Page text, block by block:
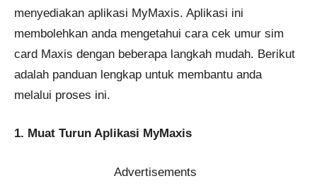
menyediakan aplikasi MyMaxis. Aplikasi ini
membolehkan anda mengetahui cara cek umur sim
card Maxis dengan beberapa langkah mudah. Berikut
adalah panduan lengkap untuk membantu anda
melalui proses ini.
1. Muat Turun Aplikasi MyMaxis
Advertisements